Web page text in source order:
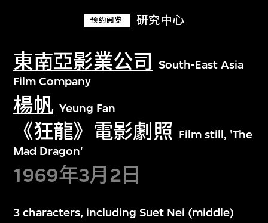
预约阅览 研究中心
東南亞影業公司
South-East Asia
Film Company
楊帆 Yeung Fan
《狂龍》電影劇照 Film still, 'The
Mad Dragon'
1969年3月2日
3 characters, including Suet Nei (middle)
文化藏品。